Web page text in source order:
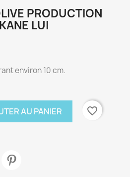
PRODUCTION
LUI
environ 10 cm.
AU PANIER
favorite_border